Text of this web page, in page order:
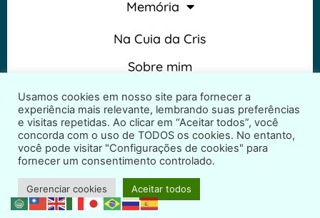
Memória
Na Cuia da Cris
Sobre mim
Termos e Condições
2026 © Na Cuia da Cris – Todos os direitos reservados
Desenvolvido porProjetosWeb.co
Usamos cookies em nosso site para fornecer a
experiência mais relevante, lembrando suas preferências
e visitas repetidas. Ao clicar em “Aceitar todos”, você
concorda com o uso de TODOS os cookies. No entanto,
você pode visitar "Configurações de cookies" para
fornecer um consentimento controlado.
Gerenciar cookies Aceitar todos